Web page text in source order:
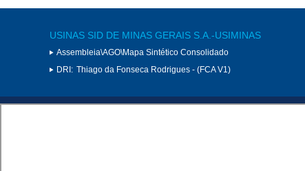
USINAS SID DE MINAS GERAIS S.A.-USIMINAS
Assembleia\AGO\Mapa Sintético Consolidado
DRI: Thiago da Fonseca Rodrigues - (FCA V1)